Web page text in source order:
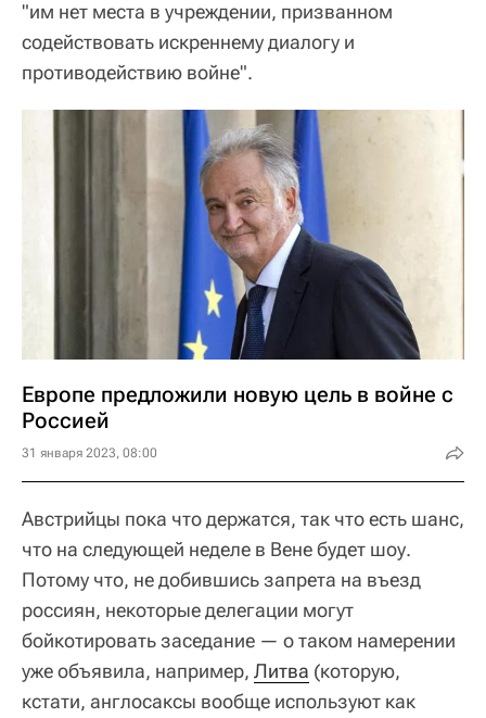
"им нет места в учреждении, призванном
содействовать искреннему диалогу и
противодействию войне".
Европе предложили новую цель в войне с
Россией
31 января 2023, 08:00
Австрийцы пока что держатся, так что есть шанс,
что на следующей неделе в Вене будет шоу.
Потому что, не добившись запрета на въезд
россиян, некоторые делегации могут
бойкотировать заседание — о таком намерении
уже объявила, например, Литва (которую,
кстати, англосаксы вообще используют как